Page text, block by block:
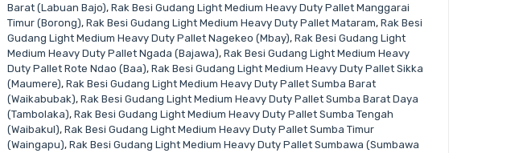
Barat (Labuan Bajo), Rak Besi Gudang Light Medium Heavy Duty Pallet Manggarai
Timur (Borong), Rak Besi Gudang Light Medium Heavy Duty Pallet Mataram, Rak Besi
Gudang Light Medium Heavy Duty Pallet Nagekeo (Mbay), Rak Besi Gudang Light
Medium Heavy Duty Pallet Ngada (Bajawa), Rak Besi Gudang Light Medium Heavy
Duty Pallet Rote Ndao (Baa), Rak Besi Gudang Light Medium Heavy Duty Pallet Sikka
(Maumere), Rak Besi Gudang Light Medium Heavy Duty Pallet Sumba Barat
(Waikabubak), Rak Besi Gudang Light Medium Heavy Duty Pallet Sumba Barat Daya
(Tambolaka), Rak Besi Gudang Light Medium Heavy Duty Pallet Sumba Tengah
(Waibakul), Rak Besi Gudang Light Medium Heavy Duty Pallet Sumba Timur
(Waingapu), Rak Besi Gudang Light Medium Heavy Duty Pallet Sumbawa (Sumbawa